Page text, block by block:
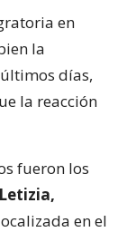
en
la
días,
la reacción
fueron los
en el